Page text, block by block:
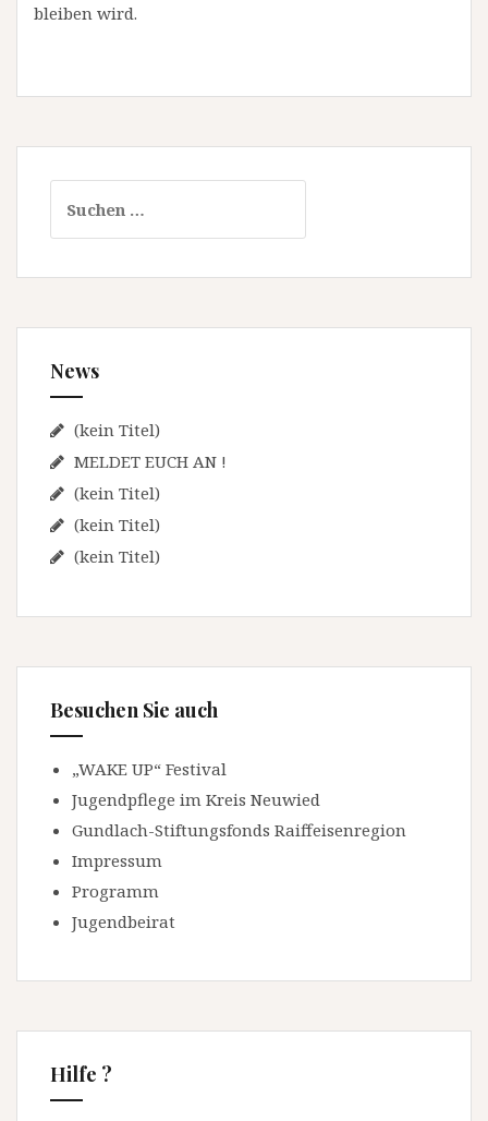
bleiben wird.
c
h
n
a
c
h
News
(kein Titel)
MELDET EUCH AN !
(kein Titel)
(kein Titel)
(kein Titel)
Besuchen Sie auch
„WAKE UP“ Festival
Jugendpflege im Kreis Neuwied
Gundlach-Stiftungsfonds Raiffeisenregion
Impressum
Programm
Jugendbeirat
Hilfe ?